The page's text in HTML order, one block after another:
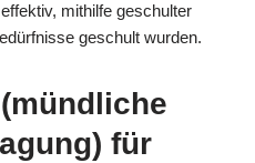
mithilfe geschulter
geschult wurden.
für